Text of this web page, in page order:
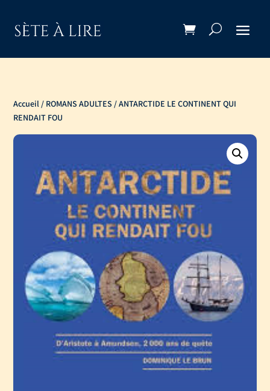
Accueil / ROMANS ADULTES / ANTARCTIDE LE CONTINENT QUI
RENDAIT FOU